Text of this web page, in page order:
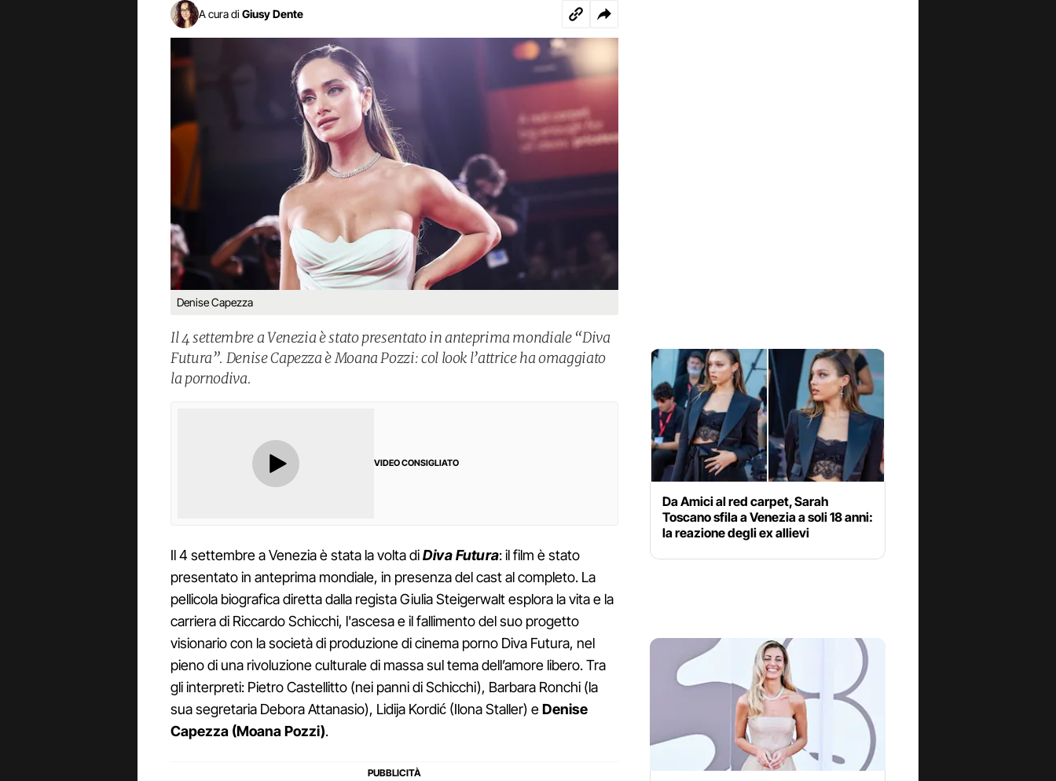
A cura di Giusy Dente
Denise Capezza
Il 4 settembre a Venezia è stato presentato in anteprima mondiale “Diva
Futura”. Denise Capezza è Moana Pozzi: col look l’attrice ha omaggiato
la pornodiva.
VIDEO CONSIGLIATO
Il 4 settembre a Venezia è stata la volta diDiva Futura: il film è stato
presentato in anteprima mondiale, in presenza del cast al completo. La
pellicola biografica diretta dalla regista Giulia Steigerwalt esplora la vita e la
carriera di Riccardo Schicchi, l'ascesa e il fallimento del suo progetto
visionario con la società di produzione di cinema porno Diva Futura, nel
pieno di una rivoluzione culturale di massa sul tema dell’amore libero. Tra
gli interpreti: Pietro Castellitto (nei panni di Schicchi), Barbara Ronchi (la
sua segretaria Debora Attanasio), Lidija Kordić (Ilona Staller) eDenise
Capezza (Moana Pozzi).
Da Amici al red carpet, Sarah
Toscano sfila a Venezia a soli 18 anni:
la reazione degli ex allievi